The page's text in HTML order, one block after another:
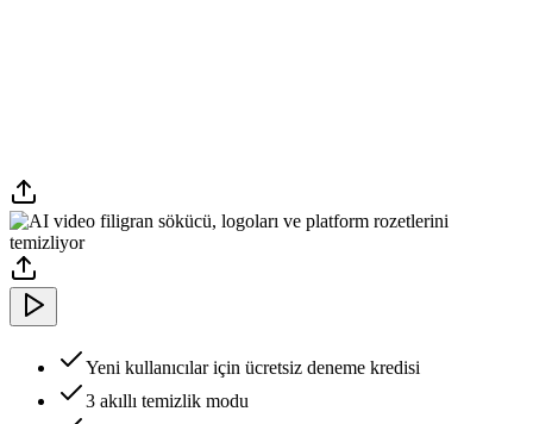
Yeni kullanıcılar için ücretsiz deneme kredisi
3 akıllı temizlik modu